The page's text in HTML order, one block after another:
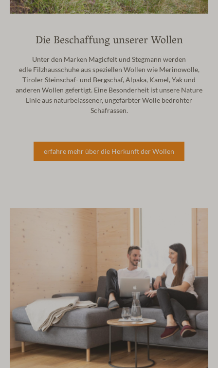
Die Beschaffung unserer Wollen
Unter den Marken Magicfelt und Stegmann werden
edle Filzhausschuhe aus speziellen Wollen wie Merinowolle,
TirolerSteinschaf- und Bergschaf, Alpaka, Kamel, Yak und
anderen Wollen gefertigt. Eine Besonderheit ist unsere Nature
Linie aus naturbelassener, ungefärbter Wolle bedrohter
Schafrassen.
erfahre mehr über die Herkunft der Wollen